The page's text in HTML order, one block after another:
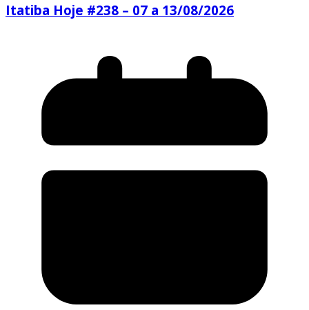
Itatiba Hoje #238 – 07 a 13/08/2026